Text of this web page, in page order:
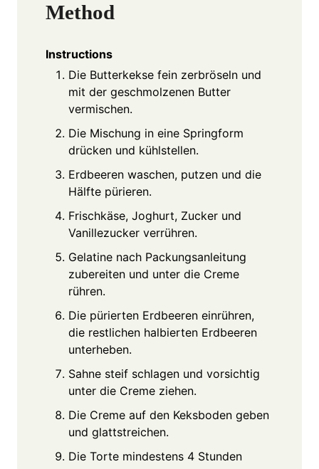
Method
Instructions
Die Butterkekse fein zerbröseln und
mit der geschmolzenen Butter
vermischen.
Die Mischung in eine Springform
drücken und kühlstellen.
Erdbeeren waschen, putzen und die
Hälfte pürieren.
Frischkäse, Joghurt, Zucker und
Vanillezucker verrühren.
Gelatine nach Packungsanleitung
zubereiten und unter die Creme
rühren.
Die pürierten Erdbeeren einrühren,
die restlichen halbierten Erdbeeren
unterheben.
Sahne steif schlagen und vorsichtig
unter die Creme ziehen.
Die Creme auf den Keksboden geben
und glattstreichen.
Die Torte mindestens 4 Stunden